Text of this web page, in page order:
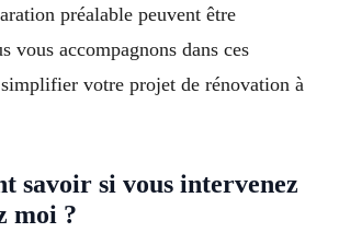
préalable peuvent être
vous accompagnons dans ces
votre projet de rénovation à
savoir si vous intervenez
moi ?